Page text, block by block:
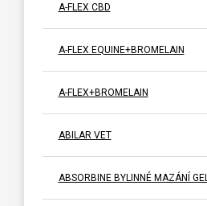
A-FLEX CBD
A-FLEX EQUINE+BROMELAIN
A-FLEX+BROMELAIN
ABILAR VET
ABSORBINE BYLINNÉ MAZÁNÍ GEL